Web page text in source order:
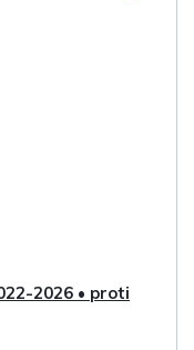
2026 • proti